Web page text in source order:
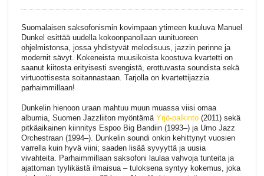
Suomalaisen saksofonismin kovimpaan ytimeen kuuluva Manuel
Dunkel esittää uudella kokoonpanollaan uunituoreen
ohjelmistonsa, jossa yhdistyvät melodisuus, jazzin perinne ja
modernit sävyt. Kokeneista muusikoista koostuva kvartetti on
saanut kiitosta erityisesti svengistä, erottuvasta soundista sekä
virtuoottisesta soitannastaan. Tarjolla on kvartettijazzia
parhaimmillaan!
Dunkelin hienoon uraan mahtuu muun muassa viisi omaa
albumia, Suomen Jazzliiton myöntämä Yrjö-palkinto(2011) sekä
pitkäaikainen kiinnitys Espoo Big Bandiin (1993–) ja Umo Jazz
Orchestraan (1994–). Dunkelin soundi onkin kehittynyt vuosien
varrella kuin hyvä viini; saaden lisää syvyyttä ja uusia
vivahteita. Parhaimmillaan saksofoni laulaa vahvoja tunteita ja
ajattoman tyylikästä ilmaisua – tuloksena syntyy kokemus, joka